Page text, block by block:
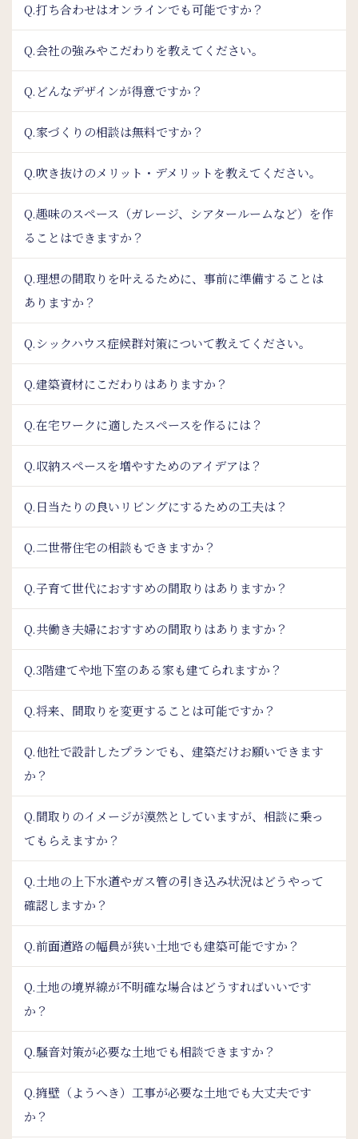
Q.打ち合わせはオンラインでも可能ですか？
Q.会社の強みやこだわりを教えてください。
Q.どんなデザインが得意ですか？
Q.家づくりの相談は無料ですか？
Q.吹き抜けのメリット・デメリットを教えてください。
Q.趣味のスペース（ガレージ、シアタールームなど）を作
ることはできますか？
Q.理想の間取りを叶えるために、事前に準備することは
ありますか？
Q.シックハウス症候群対策について教えてください。
Q.建築資材にこだわりはありますか？
Q.在宅ワークに適したスペースを作るには？
Q.収納スペースを増やすためのアイデアは？
Q.日当たりの良いリビングにするための工夫は？
Q.二世帯住宅の相談もできますか？
Q.子育て世代におすすめの間取りはありますか？
Q.共働き夫婦におすすめの間取りはありますか？
Q.3階建てや地下室のある家も建てられますか？
Q.将来、間取りを変更することは可能ですか？
Q.他社で設計したプランでも、建築だけお願いできます
か？
Q.間取りのイメージが漠然としていますが、相談に乗っ
てもらえますか？
Q.土地の上下水道やガス管の引き込み状況はどうやって
確認しますか？
Q.前面道路の幅員が狭い土地でも建築可能ですか？
Q.土地の境界線が不明確な場合はどうすればいいです
か？
Q.騒音対策が必要な土地でも相談できますか？
Q.擁壁（ようへき）工事が必要な土地でも大丈夫です
か？